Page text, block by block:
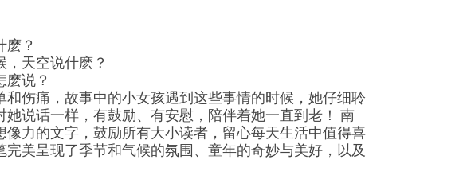
麽？
天空说什麽？
说？
伤痛，故事中的小女孩遇到这些事情的时候，她仔细聆
说话一样，有鼓励、有安慰，陪伴着她一直到老！ 南
力的文字，鼓励所有大小读者，留心每天生活中值得喜
美呈现了季节和气候的氛围、童年的奇妙与美好，以及